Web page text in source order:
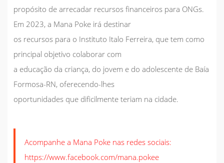
propósito de arrecadar recursos financeiros para ONGs.
Em 2023, a Mana Poke irá destinar
os recursos para o Instituto Italo Ferreira, que tem como
principal objetivo colaborar com
a educação da criança, do jovem e do adolescente de Baía
Formosa-RN, oferecendo-lhes
oportunidades que dificilmente teriam na cidade.
Acompanhe a Mana Poke nas redes sociais:
https://www.facebook.com/mana.pokee